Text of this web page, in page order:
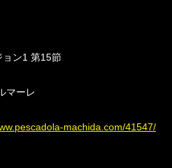
ョン1 第15節
マーレ
machida.com/41547/